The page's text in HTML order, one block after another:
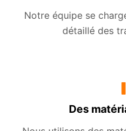
Notre équipe se
détaillé des
Des